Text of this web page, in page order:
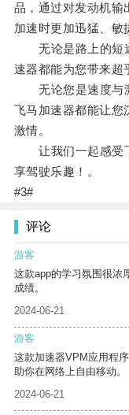
品，通过对发动机输
加速时更加迅猛、敏
无论是路上的短途
速器都能为您带来超
无论您是速度与激
飞马加速器都能让您
激情。
让我们一起感受飞
享驾驶乐趣！。
#3#
评论
游客
这款app的学习氛围很浓
成绩。
2024-06-21
游客
这款加速器VPM应用程
助你在网络上自由移动。
2024-06-21